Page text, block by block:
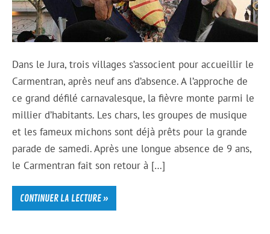
Dans le Jura, trois villages s’associent pour accueillir le
Carmentran, après neuf ans d’absence. A l’approche de
ce grand défilé carnavalesque, la fièvre monte parmi le
millier d’habitants. Les chars, les groupes de musique
et les fameux michons sont déjà prêts pour la grande
parade de samedi. Après une longue absence de 9 ans,
le Carmentran fait son retour à […]
CONTINUER LA LECTURE »